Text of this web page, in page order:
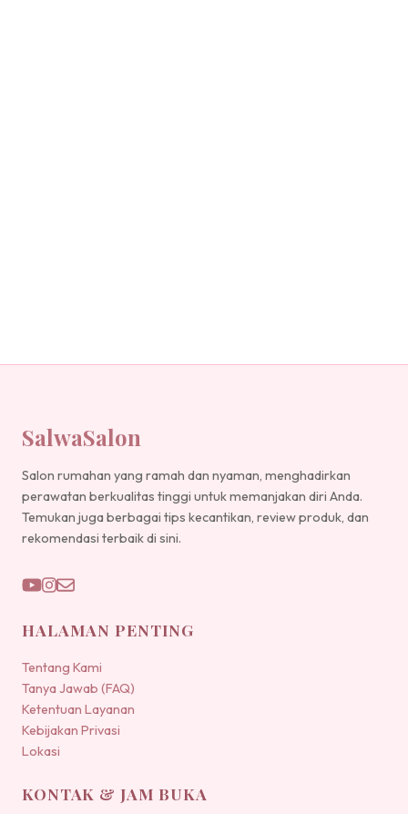
SalwaSalon
Salon rumahan yang ramah dan nyaman, menghadirkan
perawatan berkualitas tinggi untuk memanjakan diri Anda.
Temukan juga berbagai tips kecantikan, review produk, dan
rekomendasi terbaik di sini.
HALAMAN PENTING
Tentang Kami
Tanya Jawab (FAQ)
Ketentuan Layanan
Kebijakan Privasi
Lokasi
KONTAK & JAM BUKA